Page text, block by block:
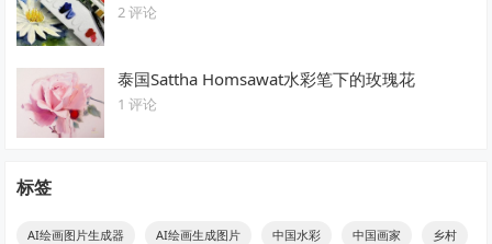
2 评论
泰国Sattha Homsawat水彩笔下的玫瑰花
1 评论
标签
AI绘画图片生成器 AI绘画生成图片 中国水彩 中国画家 乡村